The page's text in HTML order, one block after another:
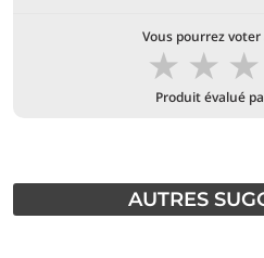
Vous pourrez
★
★
★
Produit évalué
AUTRES